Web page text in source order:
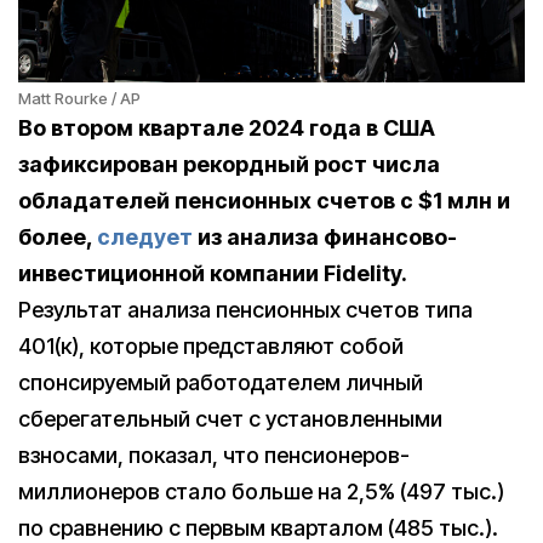
Matt Rourke / AP
Во втором квартале 2024 года в США
зафиксирован рекордный рост числа
обладателей пенсионных счетов с $1 млн и
более, следует из анализа финансово-
инвестиционной компании Fidelity.
Результат анализа пенсионных счетов типа
401(к), которые представляют собой
спонсируемый работодателем личный
сберегательный счет с установленными
взносами, показал, что пенсионеров-
миллионеров стало больше на 2,5% (497 тыс.)
по сравнению с первым кварталом (485 тыс.).